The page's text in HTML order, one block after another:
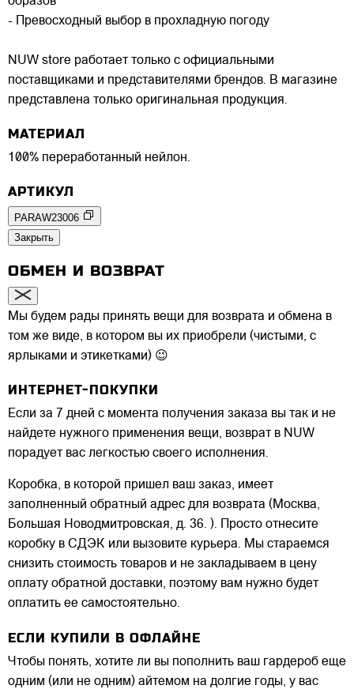
- Превосходный выбор в прохладную погоду
NUW store работает только с официальными
поставщиками и представителями брендов. В магазине
представлена только оригинальная продукция.
МАТЕРИАЛ
100% переработанный нейлон.
АРТИКУЛ
PARAW23006
Закрыть
ОБМЕН И ВОЗВРАТ
Мы будем рады принять вещи для возврата и обмена в
том же виде, в котором вы их приобрели (чистыми, с
ярлыками и этикетками) 😉
ИНТЕРНЕТ-ПОКУПКИ
Если за 7 дней с момента получения заказа вы так и не
найдете нужного применения вещи, возврат в NUW
порадует вас легкостью своего исполнения.
Коробка, в которой пришел ваш заказ, имеет
заполненный обратный адрес для возврата (Москва,
Большая Новодмитровская, д. 36. ). Просто отнесите
коробку в СДЭК или вызовите курьера. Мы стараемся
снизить стоимость товаров и не закладываем в цену
оплату обратной доставки, поэтому вам нужно будет
оплатить ее самостоятельно.
ЕСЛИ КУПИЛИ В ОФЛАЙНЕ
Чтобы понять, хотите ли вы пополнить ваш гардероб еще
одним (или не одним) айтемом на долгие годы, у вас